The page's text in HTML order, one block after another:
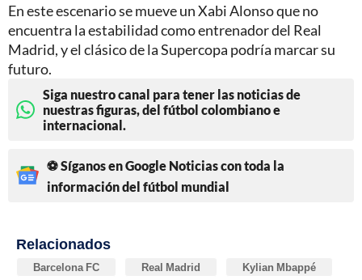
En este escenario se mueve un Xabi Alonso que no
encuentra la estabilidad como entrenador del Real
Madrid, y el clásico de la Supercopa podría marcar su
futuro.
Siga nuestro canal para tener las noticias de
nuestras figuras, del fútbol colombiano e
internacional.
⚽ Síganos en Google Noticias con toda la
información del fútbol mundial
Relacionados
Barcelona FC Real Madrid Kylian Mbappé